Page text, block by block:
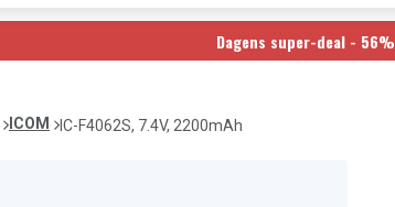
Dagens super-deal - 56%
ICOM IC-F4062S, 7.4V, 2200mAh